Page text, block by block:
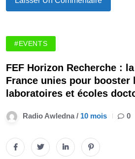
#EVENTS
FEF Horizon Recherche :
France unies pour booster
laboratoires et écoles
Radio Awledna / 10 mois 0